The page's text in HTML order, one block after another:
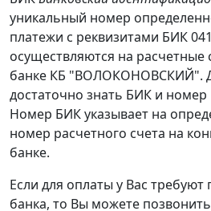
уникальный номер
платежи с реквизитами БИК
осуществляются на расчетные
банке КБ "ВОЛОКОНОВСКИЙ".
достаточно знать БИК и номер
Номер БИК указывает на
номер расчетного счета на
банке.
Если для оплаты у Вас
банка, то Вы можете